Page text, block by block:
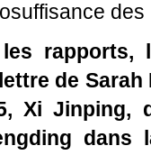
rapports,
de Sarah
Xi
dans